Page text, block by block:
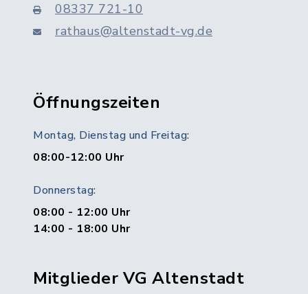
08337 721-10
rathaus@altenstadt-vg.de
Öffnungszeiten
Montag, Dienstag und Freitag:
08:00-12:00 Uhr
Donnerstag:
08:00 - 12:00 Uhr
14:00 - 18:00 Uhr
Mitglieder VG Altenstadt